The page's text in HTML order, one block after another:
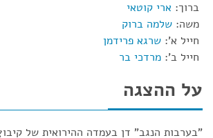
ברוך: ארי קוטאי
משה: שלמה ברוק
חייל א': שרגא פרידמן
חייל ב': מרדכי בר
על ההצגה
"בערבות הנגב" דן בעמדה ההירואית של